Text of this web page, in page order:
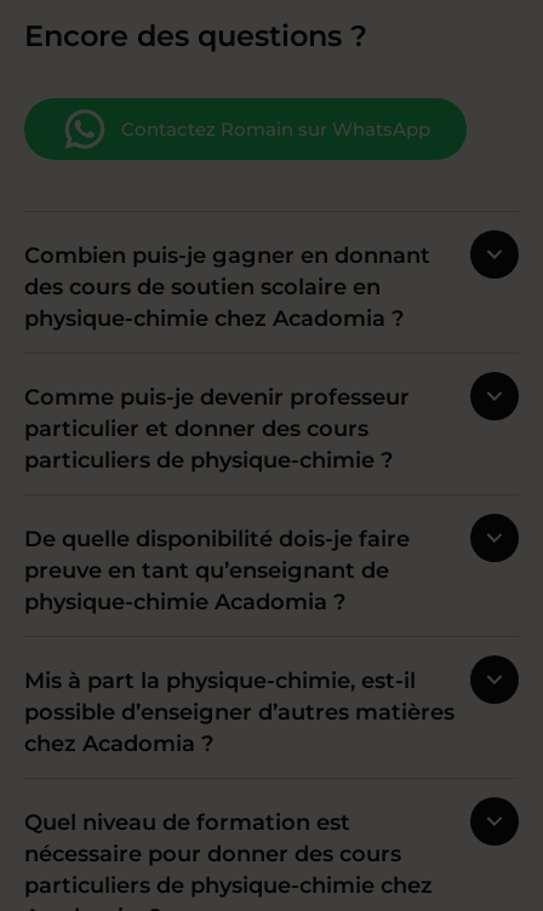
Encore des questions ?
Contactez Romain sur WhatsApp
Combien puis-je gagner en donnant
des cours de soutien scolaire en
physique-chimie chez Acadomia ?
Comme puis-je devenir professeur
particulier et donner des cours
particuliers de physique-chimie ?
De quelle disponibilité dois-je faire
preuve en tant qu’enseignant de
physique-chimie Acadomia ?
Mis à part la physique-chimie, est-il
possible d’enseigner d’autres matières
chez Acadomia ?
Quel niveau de formation est
nécessaire pour donner des cours
particuliers de physique-chimie chez